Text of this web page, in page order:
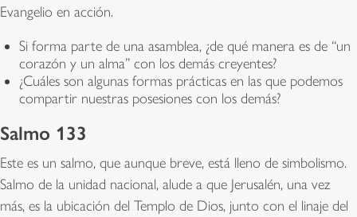
Evangelio en acción.
Si forma parte de una asamblea, ¿de qué manera es de “un
corazón y un alma” con los demás creyentes?
¿Cuáles son algunas formas prácticas en las que podemos
compartir nuestras posesiones con los demás?
Salmo 133
Este es un salmo, que aunque breve, está lleno de simbolismo.
Salmo de la unidad nacional, alude a que Jerusalén, una vez
más, es la ubicación del Templo de Dios, junto con el linaje del